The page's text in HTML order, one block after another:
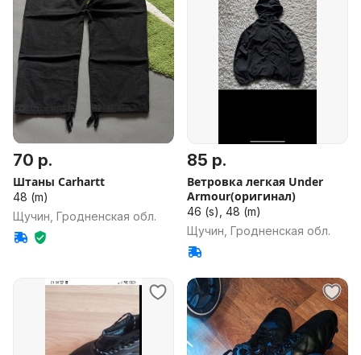
70 р.
Штаны Carhartt
48 (m)
Щучин, Гродненская обл.
85 р.
Ветровка легкая Under
Armour(оригинал)
46 (s), 48 (m)
Щучин, Гродненская обл.